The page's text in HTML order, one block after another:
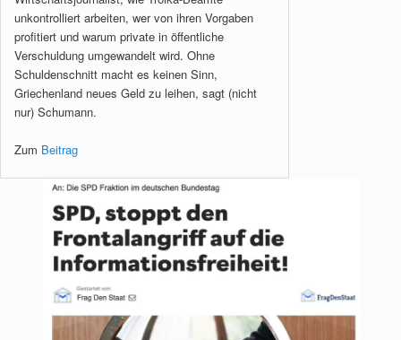
unkontrolliert arbeiten, wer von ihren Vorgaben
profitiert und warum private in öffentliche
Verschuldung umgewandelt wird. Ohne
Schuldenschnitt macht es keinen Sinn,
Griechenland neues Geld zu leihen, sagt (nicht
nur) Schumann.
Zum Beitrag